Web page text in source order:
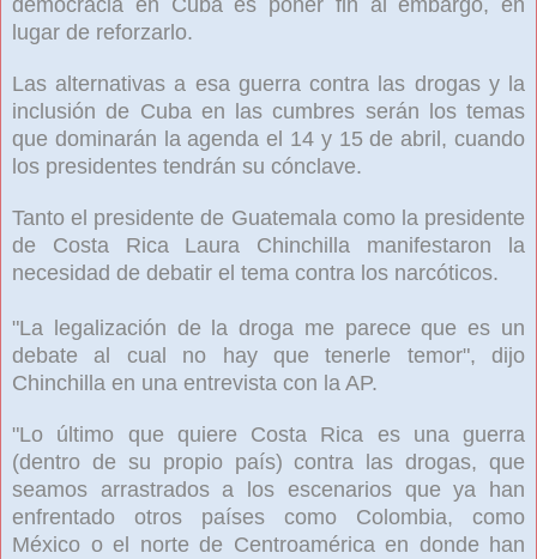
lugar de reforzarlo.
Las alternativas a esa guerra contra las drogas y la
inclusión de Cuba en las cumbres serán los temas
que dominarán la agenda el 14 y 15 de abril, cuando
los presidentes tendrán su cónclave.
Tanto el presidente de Guatemala como la presidente
de Costa Rica Laura Chinchilla manifestaron la
necesidad de debatir el tema contra los narcóticos.
"La legalización de la droga me parece que es un
debate al cual no hay que tenerle temor", dijo
Chinchilla en una entrevista con la AP.
"Lo último que quiere Costa Rica es una guerra
(dentro de su propio país) contra las drogas, que
seamos arrastrados a los escenarios que ya han
enfrentado otros países como Colombia, como
México o el norte de Centroamérica en donde han